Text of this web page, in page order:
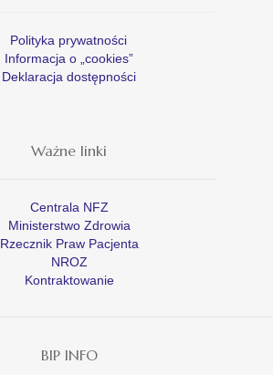
Polityka prywatności
Informacja o „cookies”
Deklaracja dostępności
Ważne linki
Centrala NFZ
Ministerstwo Zdrowia
Rzecznik Praw Pacjenta
NROZ
Kontraktowanie
BIP INFO